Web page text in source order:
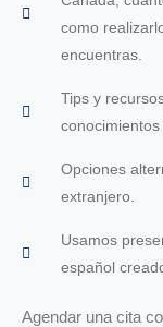
como
encuentras.
Tips y
conocimientos
Opciones
extranjero.
Usamos
español
Agendar una cita